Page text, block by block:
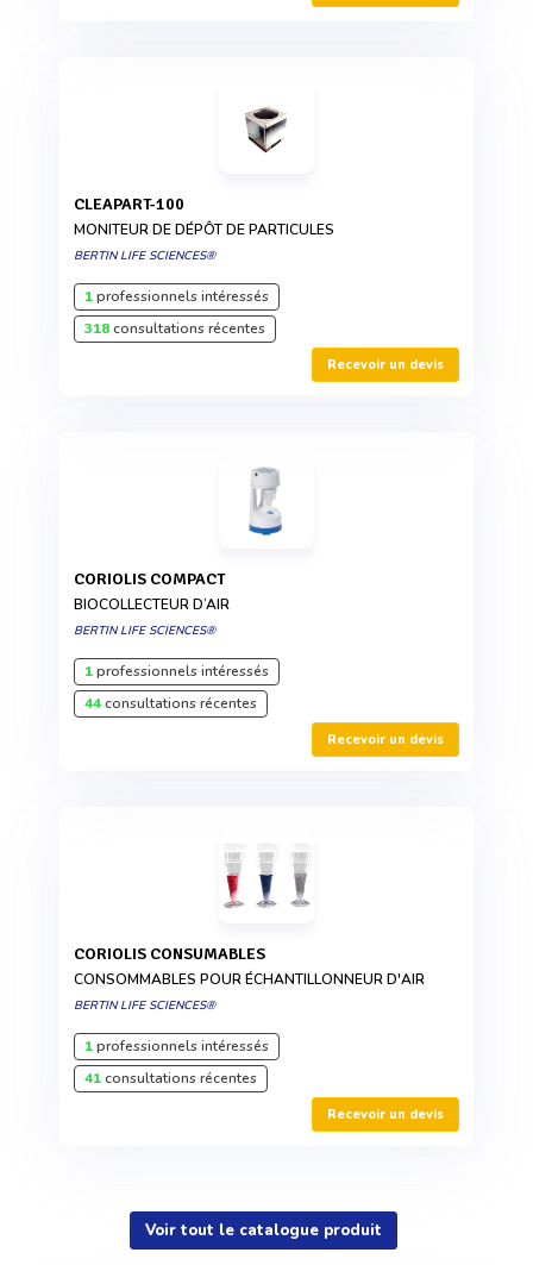
CLEAPART-100
MONITEUR DE DÉPÔT DE PARTICULES
BERTIN LIFE SCIENCES®
1professionnels intéressés
318consultations récentes
Recevoir un devis
CORIOLIS COMPACT
BIOCOLLECTEUR D’AIR
BERTIN LIFE SCIENCES®
1professionnels intéressés
44consultations récentes
Recevoir un devis
CORIOLIS CONSUMABLES
CONSOMMABLES POUR ÉCHANTILLONNEUR D'AIR
BERTIN LIFE SCIENCES®
1professionnels intéressés
41consultations récentes
Recevoir un devis
Voir tout le catalogue produit